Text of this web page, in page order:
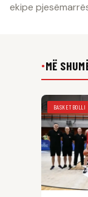
ekipe
● MË
BASKETBOLLI